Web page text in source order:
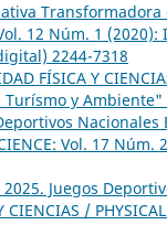
Transformadora
Vol. 12 Núm. 1
2244-7318
FÍSICA Y
y
Vol. 17
Juegos
CIENCIAS /